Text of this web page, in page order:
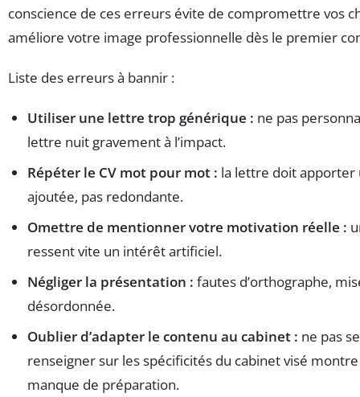
conscience de ces erreurs évite de compromettre vos
améliore votre image professionnelle dès le premier
Liste des erreurs à bannir :
Utiliser une lettre trop générique : ne pas
lettre nuit gravement à l’impact.
Répéter le CV mot pour mot : la lettre doit apporter
ajoutée, pas redondante.
Omettre de mentionner votre motivation réelle :
ressent vite un intérêt artificiel.
Négliger la présentation : fautes d’orthographe,
désordonnée.
Oublier d’adapter le contenu au cabinet : ne pas se
renseigner sur les spécificités du cabinet visé
manque de préparation.